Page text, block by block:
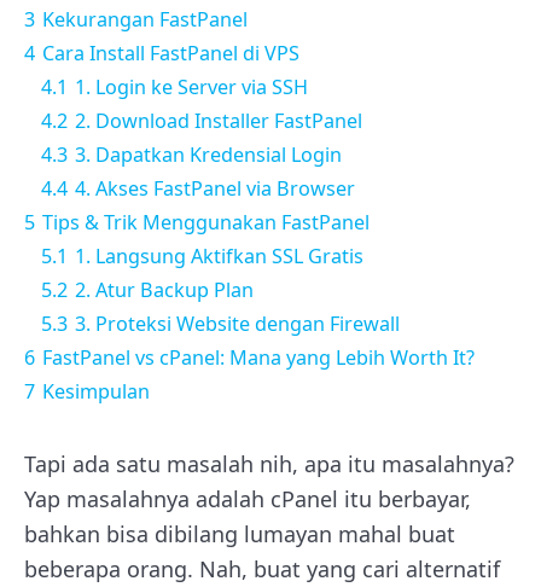
3 Kekurangan FastPanel
4 Cara Install FastPanel di VPS
4.1 1. Login ke Server via SSH
4.2 2. Download Installer FastPanel
4.3 3. Dapatkan Kredensial Login
4.4 4. Akses FastPanel via Browser
5 Tips & Trik Menggunakan FastPanel
5.1 1. Langsung Aktifkan SSL Gratis
5.2 2. Atur Backup Plan
5.3 3. Proteksi Website dengan Firewall
6 FastPanel vs cPanel: Mana yang Lebih Worth It?
7 Kesimpulan
Tapi ada satu masalah nih, apa itu masalahnya?
Yap masalahnya adalah cPanel itu berbayar,
bahkan bisa dibilang lumayan mahal buat
beberapa orang. Nah, buat yang cari alternatif